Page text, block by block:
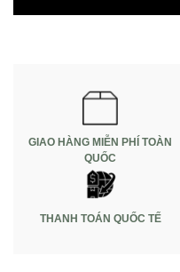
GIAO HÀNG MIỄN PHÍ TOÀN
QUỐC
THANH TOÁN QUỐC TẾ